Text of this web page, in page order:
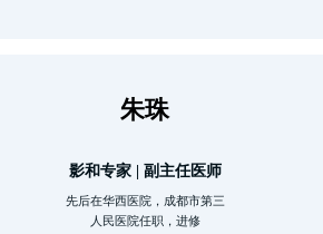
朱珠
影和专家 | 副主任医师
先后在华西医院，成都市第三
人民医院任职，进修